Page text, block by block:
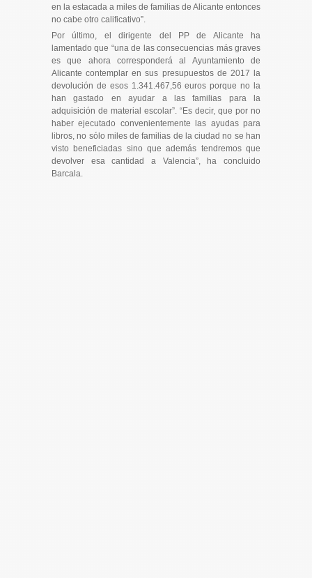
en la estacada a miles de familias de Alicante entonces
no cabe otro calificativo”.
Por último, el dirigente del PP de Alicante ha
lamentado que “una de las consecuencias más graves
es que ahora corresponderá al Ayuntamiento de
Alicante contemplar en sus presupuestos de 2017 la
devolución de esos 1.341.467,56 euros porque no la
han gastado en ayudar a las familias para la
adquisición de material escolar”. “Es decir, que por no
haber ejecutado convenientemente las ayudas para
libros, no sólo miles de familias de la ciudad no se han
visto beneficiadas sino que además tendremos que
devolver esa cantidad a Valencia”, ha concluido
Barcala.